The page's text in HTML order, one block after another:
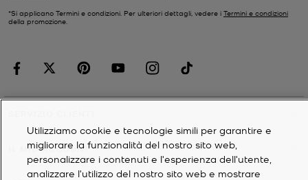
*Si applicano Termini e condizioni. Per ulteriori dettagli, vedere i Termini e condizioni
della promozione.
IL MIO ACCOUNT
Utilizziamo cookie e tecnologie simili per garantire e
migliorare la funzionalità del nostro sito web,
personalizzare i contenuti e l'esperienza dell'utente,
analizzare l'utilizzo del nostro sito web e mostrare